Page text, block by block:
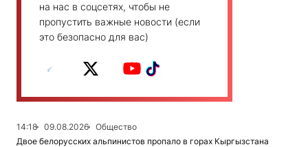
на нас в соцсетях, чтобы не
пропустить важные новости (если
это безопасно для вас)
14:18 09.08.2026
Общество
Двое белорусских альпинистов пропало в горах Кыргызстана